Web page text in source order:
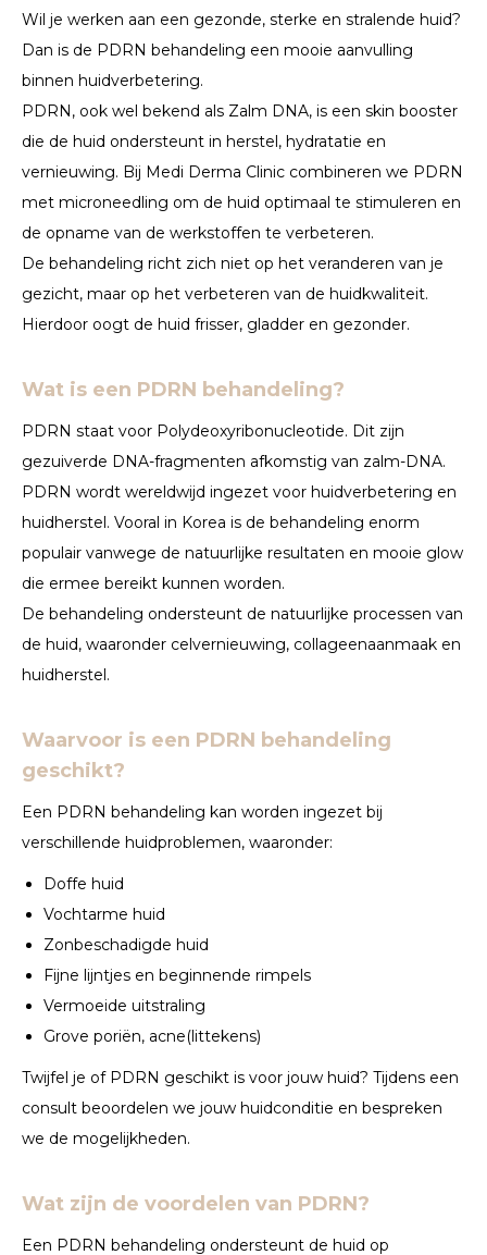
Wil je werken aan een gezonde, sterke en stralende huid?
Dan is de PDRN behandeling een mooie aanvulling
binnen huidverbetering.
PDRN, ook wel bekend als Zalm DNA, is een skin booster
die de huid ondersteunt in herstel, hydratatie en
vernieuwing. Bij Medi Derma Clinic combineren we PDRN
met microneedling om de huid optimaal te stimuleren en
de opname van de werkstoffen te verbeteren.
De behandeling richt zich niet op het veranderen van je
gezicht, maar op het verbeteren van de huidkwaliteit.
Hierdoor oogt de huid frisser, gladder en gezonder.
Wat is een PDRN behandeling?
PDRN staat voor Polydeoxyribonucleotide. Dit zijn
gezuiverde DNA-fragmenten afkomstig van zalm-DNA.
PDRN wordt wereldwijd ingezet voor huidverbetering en
huidherstel. Vooral in Korea is de behandeling enorm
populair vanwege de natuurlijke resultaten en mooie glow
die ermee bereikt kunnen worden.
De behandeling ondersteunt de natuurlijke processen van
de huid, waaronder celvernieuwing, collageenaanmaak en
huidherstel.
Waarvoor is een PDRN behandeling
geschikt?
Een PDRN behandeling kan worden ingezet bij
verschillende huidproblemen, waaronder:
Doffe huid
Vochtarme huid
Zonbeschadigde huid
Fijne lijntjes en beginnende rimpels
Vermoeide uitstraling
Grove poriën, acne(littekens)
Twijfel je of PDRN geschikt is voor jouw huid? Tijdens een
consult beoordelen we jouw huidconditie en bespreken
we de mogelijkheden.
Wat zijn de voordelen van PDRN?
Een PDRN behandeling ondersteunt de huid op